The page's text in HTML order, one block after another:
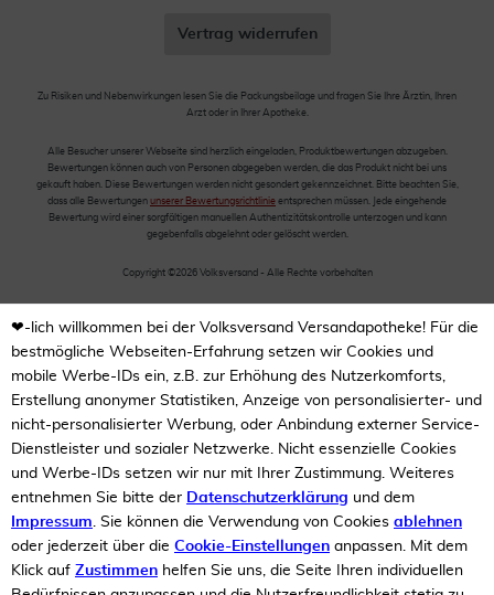
Vertrag widerrufen
Zu Risiken und Nebenwirkungen lesen Sie die Packungsbeilage und fragen Sie Ihre Ärztin, Ihren
Arzt oder in Ihrer Apotheke.
Alle Besucher unserer Webseite sind herzlich eingeladen, Produktbewertungen abzugeben.
Bewertungen können auch von Personen abgegeben werden, die das Produkt nicht bei uns
gekauft haben. Diese Bewertungen werden nicht gesondert gekennzeichnet. Bitte beachten Sie,
dass alle Bewertungen unserer Bewertungsrichtlinie entsprechen müssen. Jede eingehende
Bewertung wird einer sorgfältigen manuellen Authentizitätskontrolle unterzogen und kann
gegebenfalls abgelehnt oder gelöscht werden.
Copyright ©2026 Volksversand - Alle Rechte vorbehalten
❤-lich willkommen bei der Volksversand Versandapotheke! Für die
bestmögliche Webseiten-Erfahrung setzen wir Cookies und
mobile Werbe-IDs ein, z.B. zur Erhöhung des Nutzerkomforts,
Erstellung anonymer Statistiken, Anzeige von personalisierter- und
nicht-personalisierter Werbung, oder Anbindung externer Service-
Dienstleister und sozialer Netzwerke. Nicht essenzielle Cookies
und Werbe-IDs setzen wir nur mit Ihrer Zustimmung. Weiteres
entnehmen Sie bitte der Datenschutzerklärung und dem
Impressum. Sie können die Verwendung von Cookies ablehnen
oder jederzeit über die Cookie-Einstellungen anpassen. Mit dem
Klick auf Zustimmen helfen Sie uns, die Seite Ihren individuellen